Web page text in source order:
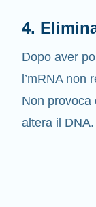
4.
Dopo aver
l’mRNA non
Non provoca
altera il DNA.